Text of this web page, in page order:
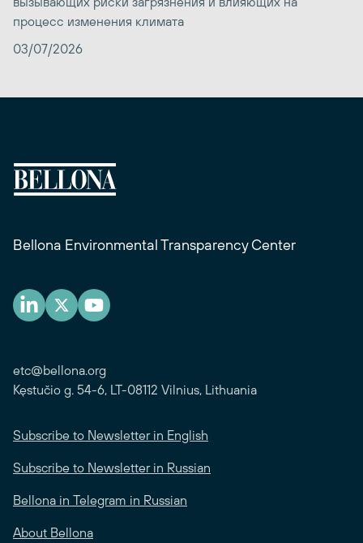
процесс изменения климата
03/07/2026
Bellona Environmental Transparency Center
etc@bellona.org
Kęstučio g. 54-6, LT-08112 Vilnius, Lithuania
Subscribe to Newsletter in English
Subscribe to Newsletter in Russian
Bellona in Telegram in Russian
About Bellona